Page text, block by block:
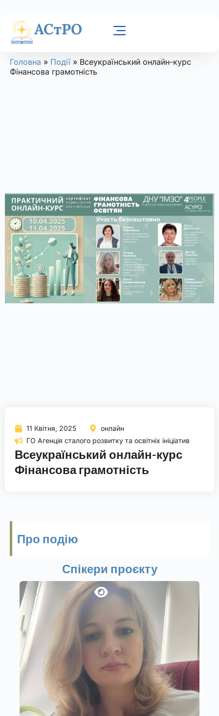
АСтРО
Головна » Події» Всеукраїнський онлайн-курс
Фінансова грамотність
11 Квітня, 2025
онлайн
ГО Агенція сталого розвитку та освітніх ініціатив
Всеукраїнський онлайн-курс
Фінансова грамотність
Про подію
Спікери проєкту